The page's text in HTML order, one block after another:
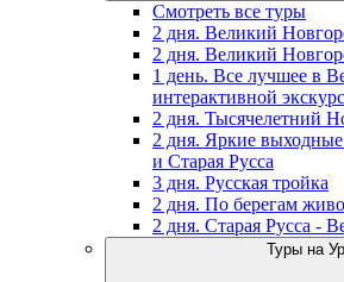
Смотреть все туры
2 дня. Великий
2 дня. Великий
1 день. Все лучшее в
интерактивной
2 дня. Тысячелетний
2 дня. Яркие
и Старая Русса
3 дня. Русская тройка
2 дня. По берегам
2 дня. Старая Русса -
Туры на